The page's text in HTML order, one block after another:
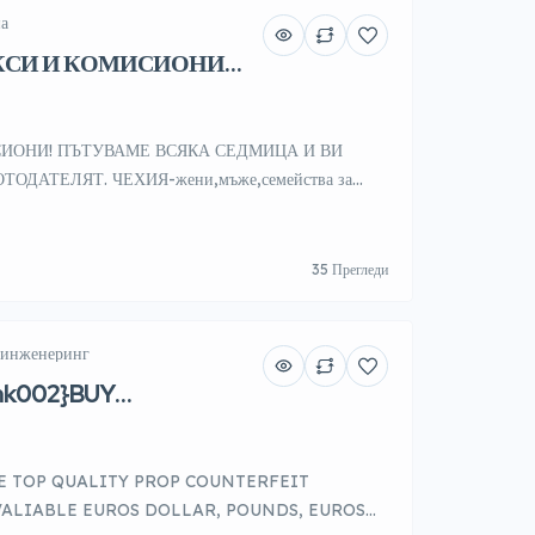
И КОМИСИОНИ
РАБОТА
ПЪТУВАМЕ ВСЯКА СЕДМИЦА И ВИ
ЧЕХИЯ-жени,мъже,семейства за
,/ЧИСТО/,ТД,осигуровки. Седмичен аванс.
При заминаване и […]
35 Прегледи
BANKNOTES
TOP QUALITY PROP COUNTERFEIT
EUROS DOLLAR, POUNDS, EUROS